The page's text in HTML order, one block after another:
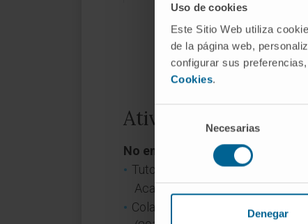
Uso de cookies
Este Sitio Web utiliza
de la página web,
configurar sus
Cookies.
de
consentimiento
Necesarias
Denegar
Atividade
No ensino
Tutora de 90 médicos na sua
Academia CTO.
Colaboradora docente na